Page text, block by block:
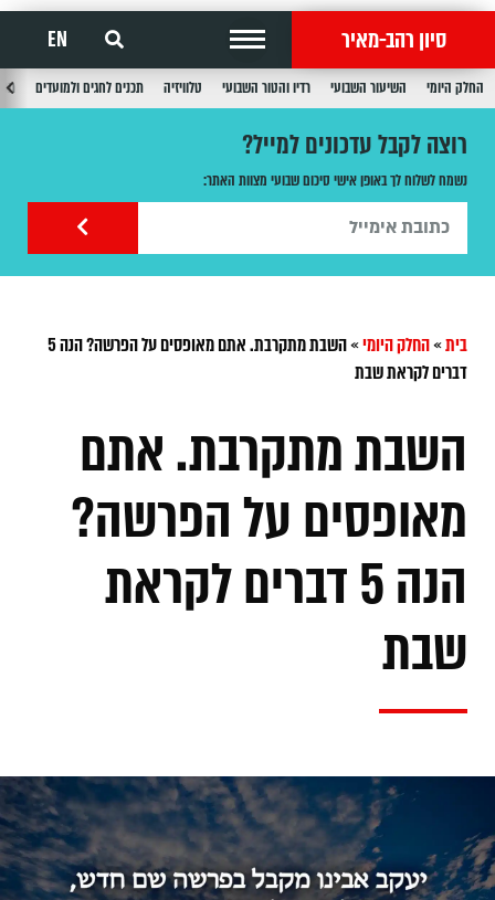
סיון רהב-מאיר EN
החלק היומי השיעור השבועי רדיו והטור השבועי טלוויזיה תכנים לחגים ולמועדים
רוצה לקבל עדכונים למייל?
נשמח לשלוח לך באופן אישי סיכום שבועי מצוות האתר:
בית»החלק היומי»
השבת מתקרבת. אתם מאופסים על הפרשה? הנה 5
דברים לקראת שבת
השבת מתקרבת. אתם
מאופסים על הפרשה?
הנה 5 דברים לקראת
שבת